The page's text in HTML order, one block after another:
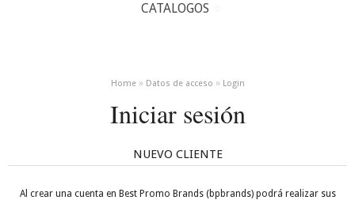
CATALOGOS
Home» Datos de acceso » Login
Iniciar sesión
NUEVO CLIENTE
Al crear una cuenta en Best Promo Brands (bpbrands) podrá realizar sus